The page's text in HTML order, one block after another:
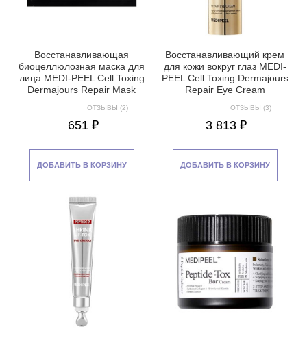
Восстанавливающая
биоцеллюлозная маска для
лица MEDI-PEEL Cell Toxing
Dermajours Repair Mask
ОТЗЫВЫ (2)
651 ₽
ДОБАВИТЬ В КОРЗИНУ
Восстанавливающий крем
для кожи вокруг глаз MEDI-
PEEL Cell Toxing Dermajours
Repair Eye Cream
ОТЗЫВЫ (3)
3 813 ₽
ДОБАВИТЬ В КОРЗИНУ